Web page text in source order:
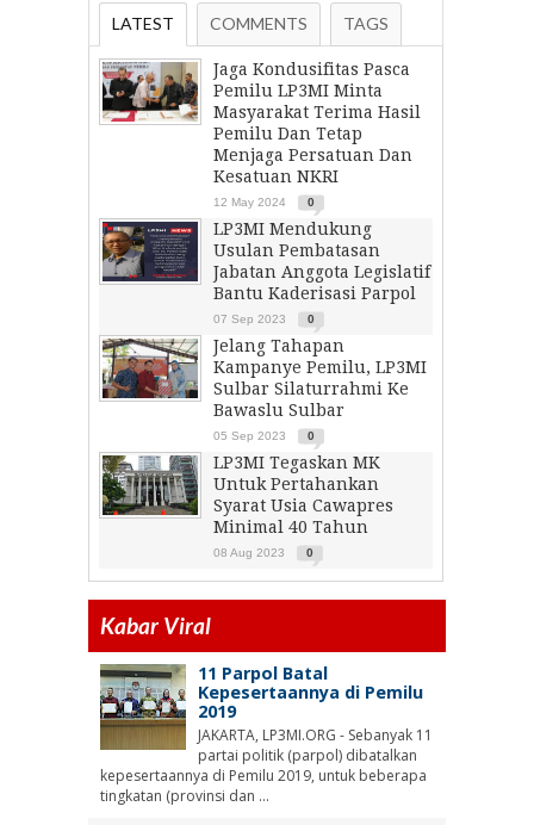
LATEST COMMENTS TAGS
Jaga Kondusifitas Pasca
Pemilu LP3MI Minta
Masyarakat Terima Hasil
Pemilu Dan Tetap
Menjaga Persatuan Dan
Kesatuan NKRI
12 May 2024 0
LP3MI Mendukung
Usulan Pembatasan
Jabatan Anggota Legislatif
Bantu Kaderisasi Parpol
07 Sep 2023 0
Jelang Tahapan
Kampanye Pemilu, LP3MI
Sulbar Silaturrahmi Ke
Bawaslu Sulbar
05 Sep 2023 0
LP3MI Tegaskan MK
Untuk Pertahankan
Syarat Usia Cawapres
Minimal 40 Tahun
08 Aug 2023 0
Kabar Viral
11 Parpol Batal
Kepesertaannya di Pemilu
2019
JAKARTA, LP3MI.ORG - Sebanyak 11
partai politik (parpol) dibatalkan
kepesertaannya di Pemilu 2019, untuk beberapa
tingkatan (provinsi dan ...